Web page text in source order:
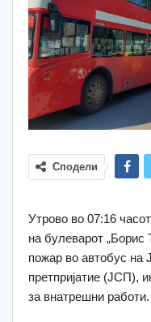
Сподели
Утрово во 07:16
на булеварот „Борис
пожар во автобус на
претпријатие (ЈСП),
за внатрешни работи.